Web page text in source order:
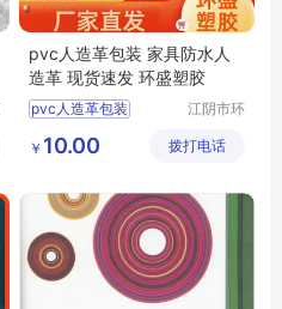
pvc人造革包装 家具防水人
造革 现货速发 环盛塑胶
pvc人造革包装
家具箱包翻新人造皮革
家具防水人造革
江阴市环
限公司
￥ 10.00 拨打电话